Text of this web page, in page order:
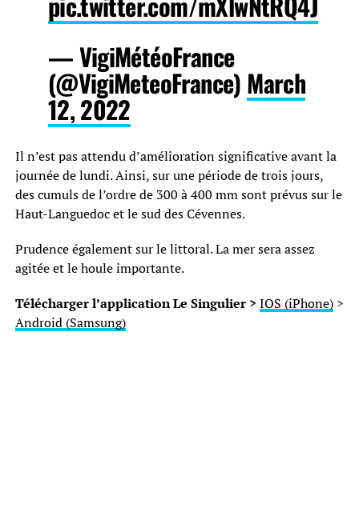
— VigiMétéoFrance
(@VigiMeteoFrance) March
12, 2022
Il n’est pas attendu d’amélioration significative avant la
journée de lundi. Ainsi, sur une période de trois jours,
des cumuls de l’ordre de 300 à 400 mm sont prévus sur le
Haut-Languedoc et le sud des Cévennes.
Prudence également sur le littoral. La mer sera assez
agitée et le houle importante.
Télécharger l’application Le Singulier > IOS (iPhone)>
Android (Samsung)